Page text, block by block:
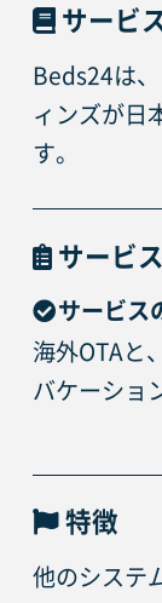
サービ
Beds24は
ィンズが日
す。
サービ
サービス
海外OTAと
バケーショ
特徴
他のシステ